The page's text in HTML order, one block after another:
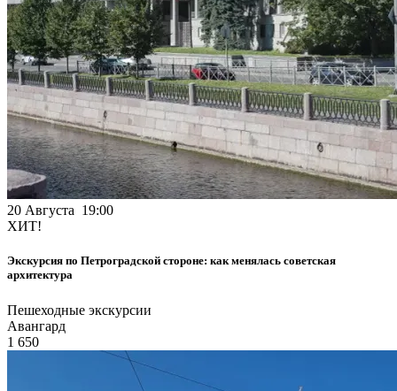
20 Августа 19:00
ХИТ!
Экскурсия по Петроградской стороне: как менялась советская
архитектура
Пешеходные экскурсии
Авангард
1 650